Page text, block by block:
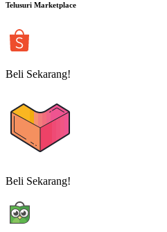
Telusuri Marketplace
Beli Sekarang!
Beli Sekarang!